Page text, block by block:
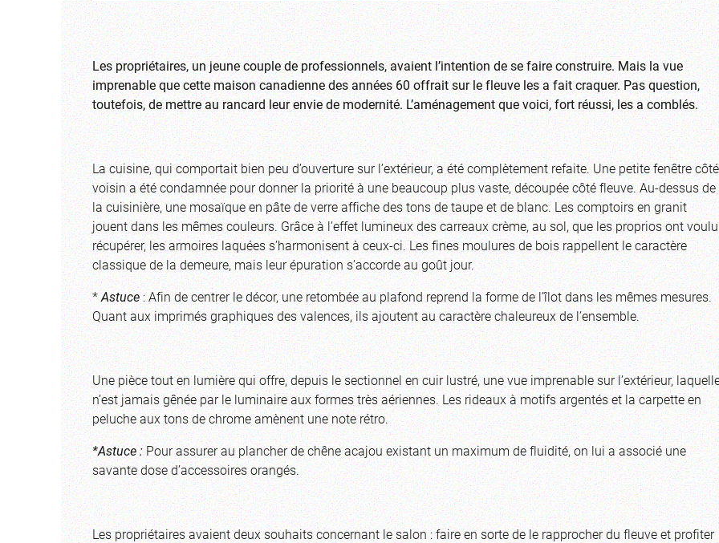
Les propriétaires, un jeune couple de professionnels, avaient l’intention de se faire construire. Mais la vue
imprenable que cette maison canadienne des années 60 offrait sur le fleuve les a fait craquer. Pas question,
toutefois, de mettre au rancard leur envie de modernité. L’aménagement que voici, fort réussi, les a comblés.
La cuisine, qui comportait bien peu d’ouverture sur l’extérieur, a été complètement refaite. Une petite fenêtre côté
voisin a été condamnée pour donner la priorité à une beaucoup plus vaste, découpée côté fleuve. Au-dessus de
la cuisinière, une mosaïque en pâte de verre affiche des tons de taupe et de blanc. Les comptoirs en granit
jouent dans les mêmes couleurs. Grâce à l’effet lumineux des carreaux crème, au sol, que les proprios ont voulu
récupérer, les armoires laquées s’harmonisent à ceux-ci. Les fines moulures de bois rappellent le caractère
classique de la demeure, mais leur épuration s’accorde au goût jour.
*Astuce: Afin de centrer le décor, une retombée au plafond reprend la forme de l’îlot dans les mêmes mesures.
Quant aux imprimés graphiques des valences, ils ajoutent au caractère chaleureux de l’ensemble.
Une pièce tout en lumière qui offre, depuis le sectionnel en cuir lustré, une vue imprenable sur l’extérieur,
n’est jamais gênée par le luminaire aux formes très aériennes. Les rideaux à motifs argentés et la carpette en
peluche aux tons de chrome amènent une note rétro.
*Astuce :Pour assurer au plancher de chêne acajou existant un maximum de fluidité, on lui a associé une
savante dose d’accessoires orangés.
Les propriétaires avaient deux souhaits concernant le salon : faire en sorte de le rapprocher du fleuve et profiter